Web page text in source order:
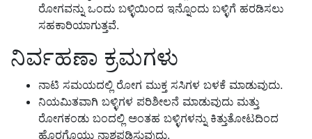
ರೋಗವನ್ನು ಒಂದು ಬಳ್ಳಿಯಿಂದ ಇನ್ನೊಂದು ಬಳ್ಳಿಗೆ ಹರಡಿಸಲು
ಸಹಕಾರಿಯಾಗುತ್ತವೆ.
ನಿರ್ವಹಣಾ ಕ್ರಮಗಳು
ನಾಟಿ ಸಮಯದಲ್ಲಿ ರೋಗ ಮುಕ್ತ ಸಸಿಗಳ ಬಳಕೆ ಮಾಡುವುದು.
ನಿಯಮಿತವಾಗಿ ಬಳ್ಳಿಗಳ ಪರಿಶೀಲನೆ ಮಾಡುವುದು ಮತ್ತು
ರೋಗಕಂಡು ಬಂದಲ್ಲಿ ಅಂತಹ ಬಳ್ಳಿಗಳನ್ನು ಕಿತ್ತುತೋಟದಿಂದ
ಹೊರಗೊಯ್ದು ನಾಶಪಡಿಸುವುದು.